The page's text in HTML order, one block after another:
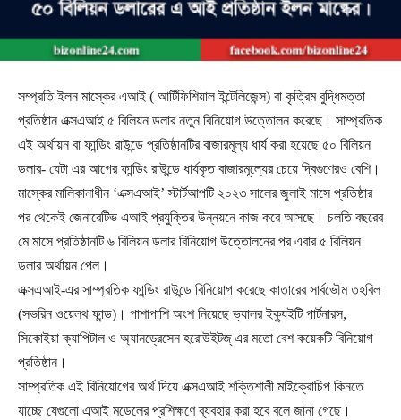
সম্প্রতি ইলন মাস্কের এআই ( আর্টিফিশিয়াল ইন্টেলিজেন্স) বা কৃত্রিম বুদ্ধিমত্তা
প্রতিষ্ঠান এক্সএআই ৫ বিলিয়ন ডলার নতুন বিনিয়োগ উত্তোলন করেছে। সাম্প্রতিক
এই অর্থায়ন বা ফান্ডিং রাউন্ডে প্রতিষ্ঠানটির বাজারমূল্য ধার্য করা হয়েছে ৫০ বিলিয়ন
ডলার- যেটা এর আগের ফান্ডিং রাউন্ডে ধার্যকৃত বাজারমূল্যের চেয়ে দ্বিগুণেরও বেশি।
মাস্কের মালিকানাধীন ‘এক্সএআই’ স্টার্টআপটি ২০২৩ সালের জুলাই মাসে প্রতিষ্ঠার
পর থেকেই জেনারেটিভ এআই প্রযুক্তির উন্নয়নে কাজ করে আসছে। চলতি বছরের
মে মাসে প্রতিষ্ঠানটি ৬ বিলিয়ন ডলার বিনিয়োগ উত্তোলনের পর এবার ৫ বিলিয়ন
ডলার অর্থায়ন পেল।
এক্সএআই-এর সাম্প্রতিক ফান্ডিং রাউন্ডে বিনিয়োগ করেছে কাতারের সার্বভৌম তহবিল
(সভরিন ওয়েলথ ফান্ড)। পাশাপাশি অংশ নিয়েছে ভ্যালর ইক্যুইটি পার্টনারস,
সিকোইয়া ক্যাপিটাল ও অ্যানড্রেসেন হরোউইটজ্‌ এর মতো বেশ কয়েকটি বিনিয়োগ
প্রতিষ্ঠান।
সাম্প্রতিক এই বিনিয়োগের অর্থ দিয়ে এক্সএআই শক্তিশালী মাইক্রোচিপ কিনতে
যাচ্ছে যেগুলো এআই মডেলের প্রশিক্ষণে ব্যবহার করা হবে বলে জানা গেছে।